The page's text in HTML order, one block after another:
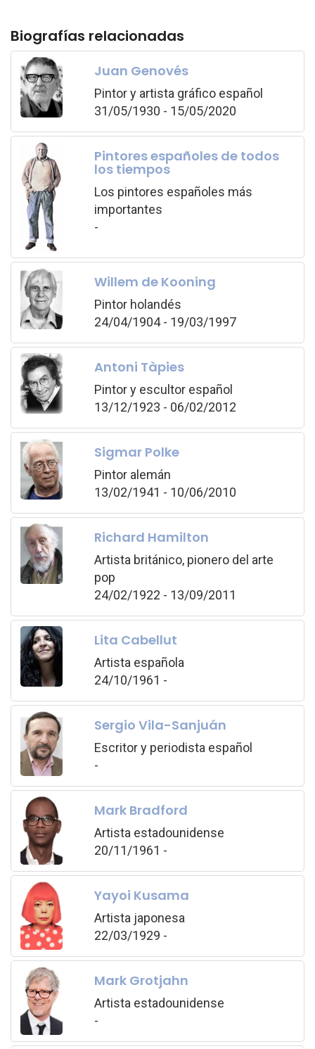
Biografías relacionadas
Juan Genovés
Pintor y artista gráfico español
31/05/1930 - 15/05/2020
Pintores españoles de todos
los tiempos
Los pintores españoles más
importantes
-
Willem de Kooning
Pintor holandés
24/04/1904 - 19/03/1997
Antoni Tàpies
Pintor y escultor español
13/12/1923 - 06/02/2012
Sigmar Polke
Pintor alemán
13/02/1941 - 10/06/2010
Richard Hamilton
Artista británico, pionero del arte
pop
24/02/1922 - 13/09/2011
Lita Cabellut
Artista española
24/10/1961 -
Sergio Vila-Sanjuán
Escritor y periodista español
-
Mark Bradford
Artista estadounidense
20/11/1961 -
Yayoi Kusama
Artista japonesa
22/03/1929 -
Mark Grotjahn
Artista estadounidense
-